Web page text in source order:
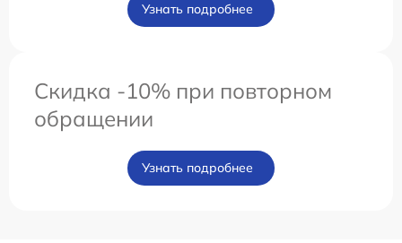
Узнать подробнее
Скидка -10% при повторном
обращении
Узнать подробнее